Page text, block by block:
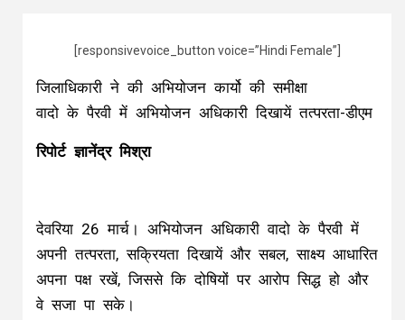
[responsivevoice_button voice=”Hindi Female”]
जिलाधिकारी ने की अभियोजन कार्यो की समीक्षा
वादो के पैरवी में अभियोजन अधिकारी दिखायें तत्परता-डीएम
रिपोर्ट ज्ञानेंद्र मिश्रा
देवरिया 26 मार्च। अभियोजन अधिकारी वादो के पैरवी में
अपनी तत्परता, सक्रियता दिखायें और सबल, साक्ष्य आधारित
अपना पक्ष रखें, जिससे कि दोषियों पर आरोप सिद्ध हो और
वे सजा पा सके।